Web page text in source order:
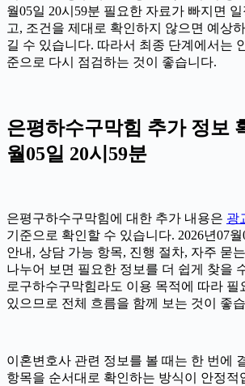
월05일 20시59분 필요한 자료가 빠지면
고, 조건을 제대로 확인하지 않으면 예상
길 수 있습니다. 따라서 최종 단계에서는
준으로 다시 점검하는 것이 좋습니다.
은평하수구막힘 추가 정보
월05일 20시59분
은평구하수구막힘에 대한 추가 내용은 광
기준으로 확인할 수 있습니다. 2026년07
안내, 상담 가능 항목, 진행 절차, 자주 묻
나누어 보면 필요한 정보를 더 쉽게 찾을
로구하수구막힘라도 이용 목적에 따라 필
있으므로 전체 흐름을 함께 보는 것이 좋
이혼변호사 관련 정보를 볼 때는 한 번에
항목을 순서대로 확인하는 방식이 안정적